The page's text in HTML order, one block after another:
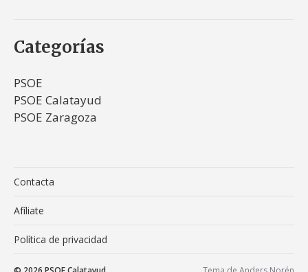
Categorías
PSOE
PSOE Calatayud
PSOE Zaragoza
Contacta
Afíliate
Política de privacidad